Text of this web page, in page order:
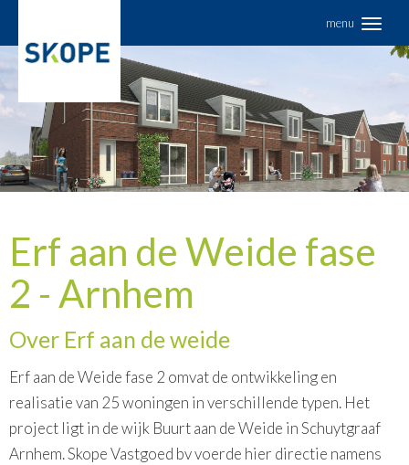
naar
de
inhoud
gaan
menu
Erf aan de Weide fase
2 - Arnhem
Over Erf aan de weide
Erf aan de Weide fase 2 omvat de ontwikkeling en
realisatie van 25 woningen in verschillende typen. Het
project ligt in de wijk Buurt aan de Weide in Schuytgraaf
Arnhem. Skope Vastgoed bv voerde hier directie namens